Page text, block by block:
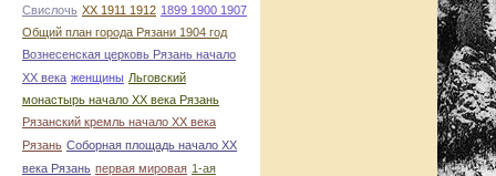
Свислочь XX 1911 1912 1899 1900 1907
Общий план города Рязани 1904 год
Вознесенская церковь Рязань начало
ХХ века женщины Льговский
монастырь начало ХХ века Рязань
Рязанский кремль начало ХХ века
Рязань Соборная площадь начало ХХ
века Рязань первая мировая 1-ая